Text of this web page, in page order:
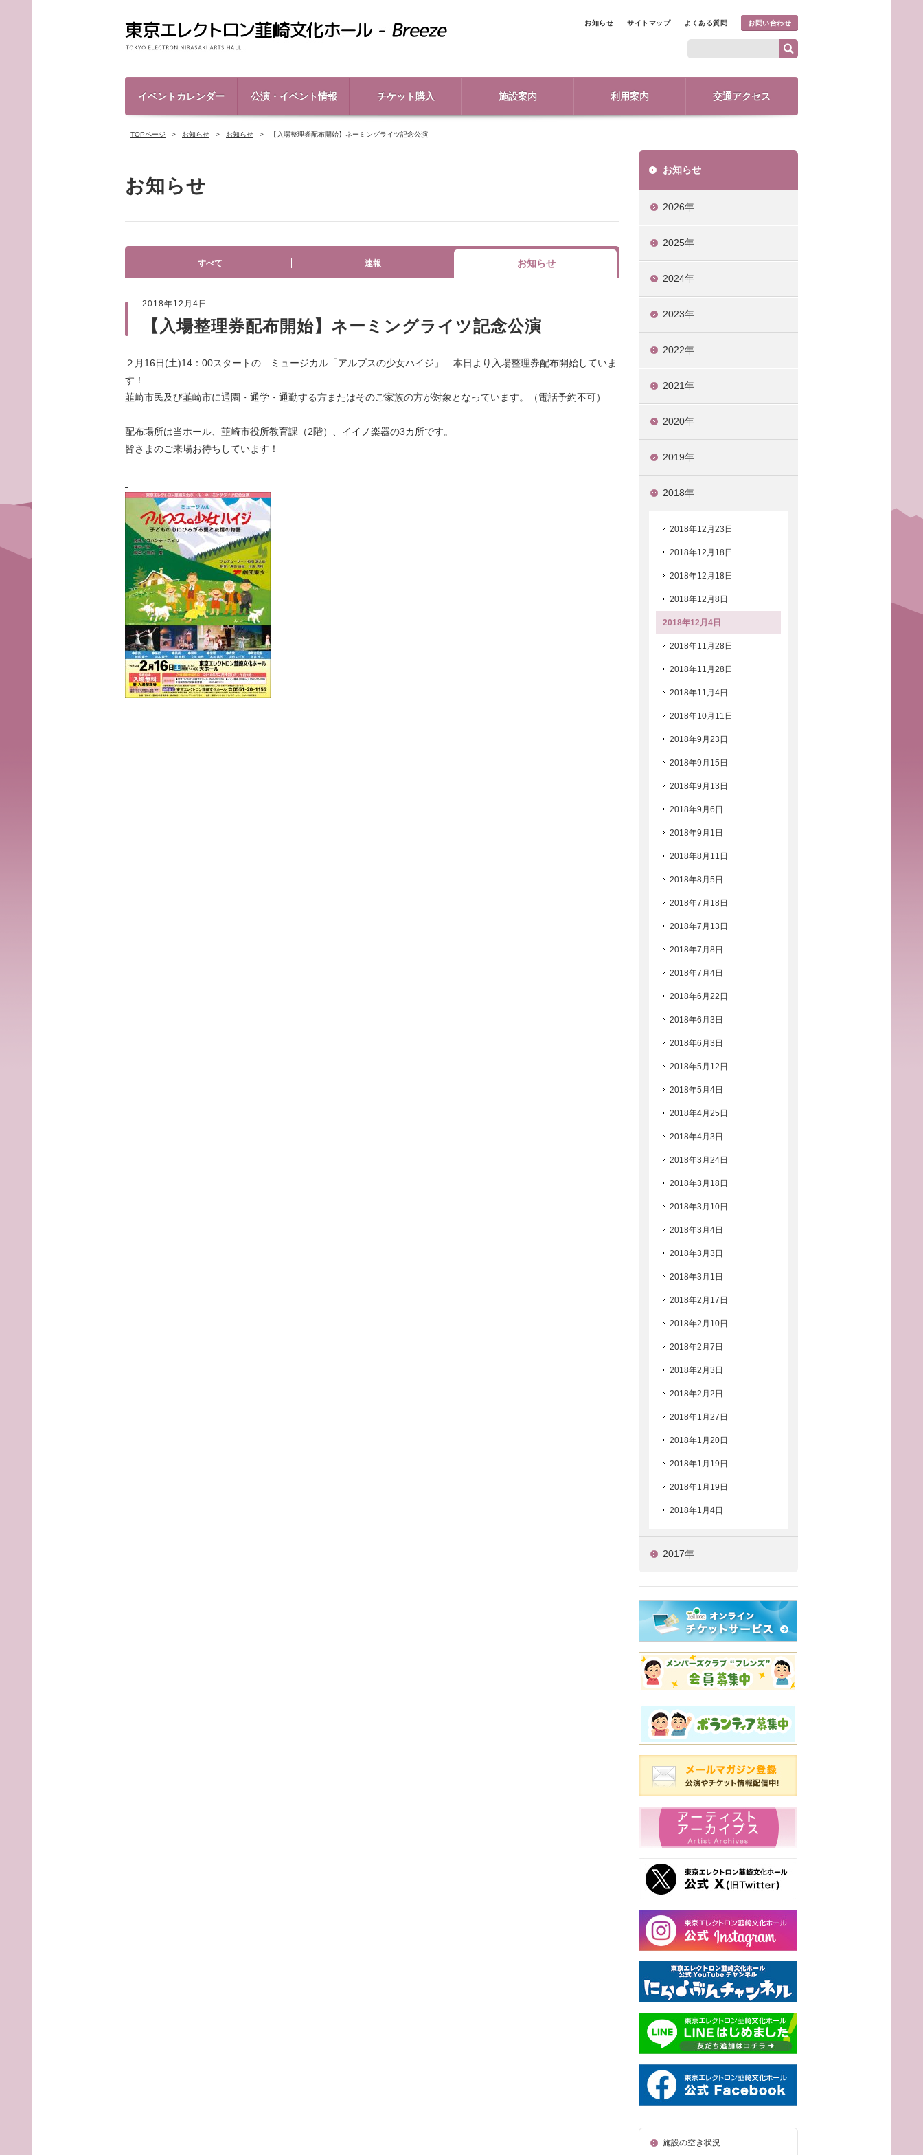
お知らせ サイトマップ よくある質問 お問い合わせ
イベントカレンダー 公演・イベント情報 チケット購入 施設案内 利用案内 交通アクセス
TOPページ お知らせ お知らせ 【入場整理券配布開始】ネーミングライツ記念公演
お知らせ
すべて 速報 お知らせ
2018年12月4日
【入場整理券配布開始】ネーミングライツ記念公演
２月16日(土)14：00スタートの ミュージカル「アルプスの少女ハイジ」 本日より入場整理券配布開始していま
す！
韮崎市民及び韮崎市に通園・通学・通勤する方またはそのご家族の方が対象となっています。（電話予約不可）
配布場所は当ホール、韮崎市役所教育課（2階）、イイノ楽器の3カ所です。
皆さまのご来場お待ちしています！
お知らせ
2026年
2025年
2024年
2023年
2022年
2021年
2020年
2019年
2018年
2018年12月23日
2018年12月18日
2018年12月18日
2018年12月8日
2018年12月4日
2018年11月28日
2018年11月28日
2018年11月4日
2018年10月11日
2018年9月23日
2018年9月15日
2018年9月13日
2018年9月6日
2018年9月1日
2018年8月11日
2018年8月5日
2018年7月18日
2018年7月13日
2018年7月8日
2018年7月4日
2018年6月22日
2018年6月3日
2018年6月3日
2018年5月12日
2018年5月4日
2018年4月25日
2018年4月3日
2018年3月24日
2018年3月18日
2018年3月10日
2018年3月4日
2018年3月3日
2018年3月1日
2018年2月17日
2018年2月10日
2018年2月7日
2018年2月3日
2018年2月2日
2018年1月27日
2018年1月20日
2018年1月19日
2018年1月19日
2018年1月4日
2017年
施設の空き状況